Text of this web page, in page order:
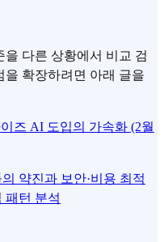
다른 상황에서 비교 검
을 확장하려면 아래 글을
즈 AI 도입의 가속화 (2월
약진과 보안·비용 최적
패턴 분석